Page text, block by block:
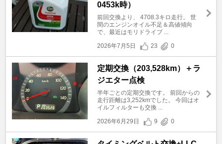
0453k時）
前回交換より、 4708.3キロ走行。 世
間のエンジンオイル不足＆高値傾向
で、最近はモリドライブ ...
2026年7月5日
23 0
定期交換（203,528km）＋ラ
ジエター点検
半年ごとの定期交換です。 前回からの
走行距離は3,252kmでした。 今回はオ
イルフィルターも交換 ...
2026年6月29日
9 0